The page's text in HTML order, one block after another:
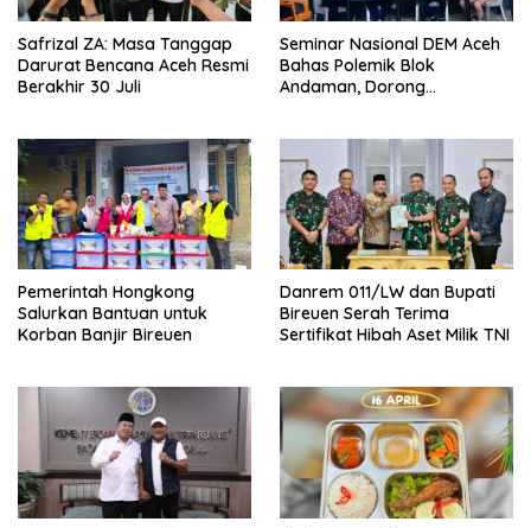
Safrizal ZA: Masa Tanggap
Darurat Bencana Aceh Resmi
Berakhir 30 Juli
Seminar Nasional DEM Aceh
Bahas Polemik Blok
Andaman, Dorong
Pemerintah Hongkong
Salurkan Bantuan untuk
Korban Banjir Bireuen
Danrem 011/LW dan Bupati
Bireuen Serah Terima
Sertifikat Hibah Aset Milik TNI